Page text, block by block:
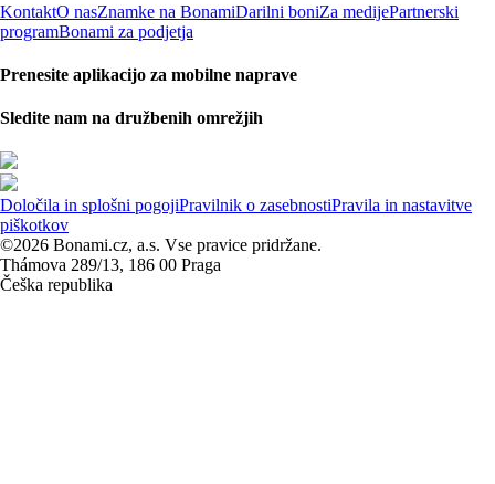
KontaktO nasZnamke na BonamiDarilni boniZa medijePartnerski
programBonami za podjetja
Prenesite aplikacijo za mobilne naprave
Sledite nam na družbenih omrežjih
Določila in splošni pogojiPravilnik o zasebnostiPravila in nastavitve
piškotkov
©2026 Bonami.cz, a.s. Vse pravice pridržane.
Thámova 289/13, 186 00 Praga
Češka republika